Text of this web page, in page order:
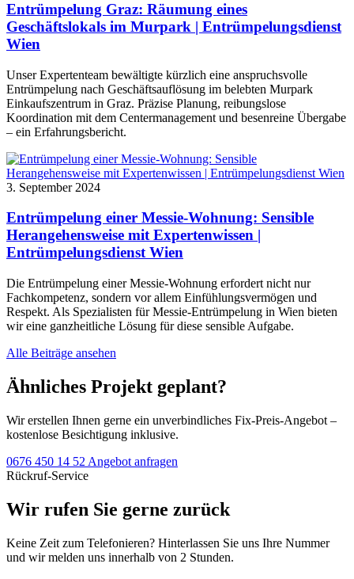
Entrümpelung Graz: Räumung eines
Geschäftslokals im Murpark | Entrümpelungsdienst
Wien
Unser Expertenteam bewältigte kürzlich eine anspruchsvolle
Entrümpelung nach Geschäftsauflösung im belebten Murpark
Einkaufszentrum in Graz. Präzise Planung, reibungslose
Koordination mit dem Centermanagement und besenreine Übergabe
– ein Erfahrungsbericht.
3. September 2024
Entrümpelung einer Messie-Wohnung: Sensible
Herangehensweise mit Expertenwissen |
Entrümpelungsdienst Wien
Die Entrümpelung einer Messie-Wohnung erfordert nicht nur
Fachkompetenz, sondern vor allem Einfühlungsvermögen und
Respekt. Als Spezialisten für Messie-Entrümpelung in Wien bieten
wir eine ganzheitliche Lösung für diese sensible Aufgabe.
Alle Beiträge ansehen
Ähnliches Projekt geplant?
Wir erstellen Ihnen gerne ein unverbindliches Fix-Preis-Angebot –
kostenlose Besichtigung inklusive.
0676 450 14 52 Angebot anfragen
Rückruf-Service
Wir rufen Sie gerne zurück
Keine Zeit zum Telefonieren? Hinterlassen Sie uns Ihre Nummer
und wir melden uns innerhalb von 2 Stunden.